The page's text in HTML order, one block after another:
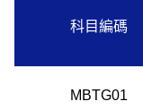
科目編碼
MBTG01